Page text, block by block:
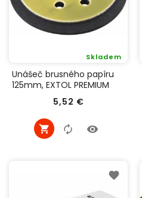
Unášeč brusného papíru
125mm, EXTOL PREMIUM
5,52 €
Skladem
Cena